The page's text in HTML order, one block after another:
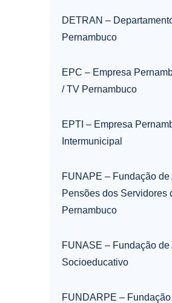
DETRAN –
Pernambuco
EPC – Empresa
/ TV Pernambuco
EPTI – Empresa
Intermunicipal
FUNAPE – Fundação
Pensões dos Servidores
Pernambuco
FUNASE – Fundação de
Socioeducativo
FUNDARPE –